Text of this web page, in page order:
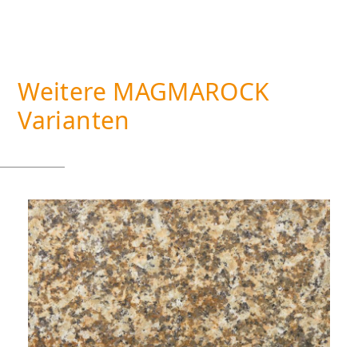
Weitere MAGMAROCK
Varianten